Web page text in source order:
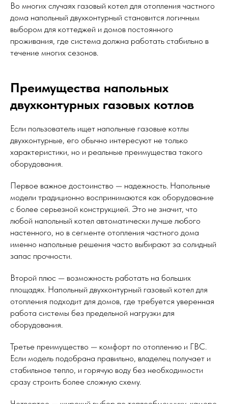
Во многих случаях газовый котел для отопления частного
дома напольный двухконтурный становится логичным
выбором для коттеджей и домов постоянного
проживания, где система должна работать стабильно в
течение многих сезонов.
Преимущества напольных
двухконтурных газовых котлов
Если пользователь ищет напольные газовые котлы
двухконтурные, его обычно интересуют не только
характеристики, но и реальные преимущества такого
оборудования.
Первое важное достоинство — надежность. Напольные
модели традиционно воспринимаются как оборудование
с более серьезной конструкцией. Это не значит, что
любой напольный котел автоматически лучше любого
настенного, но в сегменте отопления частного дома
именно напольные решения часто выбирают за солидный
запас прочности.
Второй плюс — возможность работать на больших
площадях. Напольный двухконтурный газовый котел для
отопления подходит для домов, где требуется уверенная
работа системы без предельной нагрузки для
оборудования.
Третье преимущество — комфорт по отоплению и ГВС.
Если модель подобрана правильно, владелец получает и
стабильное тепло, и горячую воду без необходимости
сразу строить более сложную схему.